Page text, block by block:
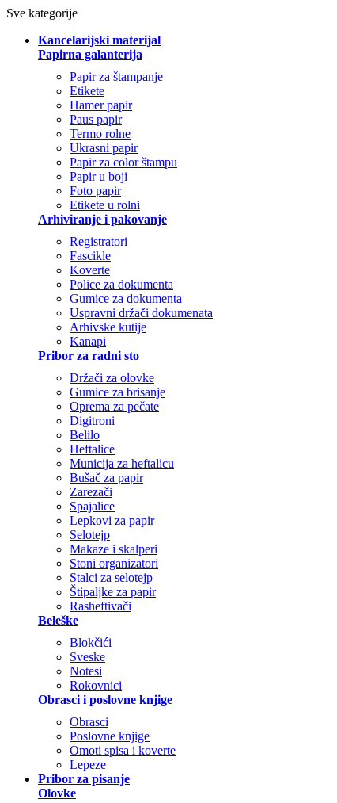
Sve kategorije
Kancelarijski materijal
Papirna galanterija
Papir za štampanje
Etikete
Hamer papir
Paus papir
Termo rolne
Ukrasni papir
Papir za color štampu
Papir u boji
Foto papir
Etikete u rolni
Arhiviranje i pakovanje
Registratori
Fascikle
Koverte
Police za dokumenta
Gumice za dokumenta
Uspravni držači dokumenata
Arhivske kutije
Kanapi
Pribor za radni sto
Držači za olovke
Gumice za brisanje
Oprema za pečate
Digitroni
Belilo
Heftalice
Municija za heftalicu
Bušač za papir
Zarezači
Spajalice
Lepkovi za papir
Selotejp
Makaze i skalperi
Stoni organizatori
Stalci za selotejp
Štipaljke za papir
Rasheftivači
Beleške
Blokčići
Sveske
Notesi
Rokovnici
Obrasci i poslovne knjige
Obrasci
Poslovne knjige
Omoti spisa i koverte
Lepeze
Pribor za pisanje
Olovke